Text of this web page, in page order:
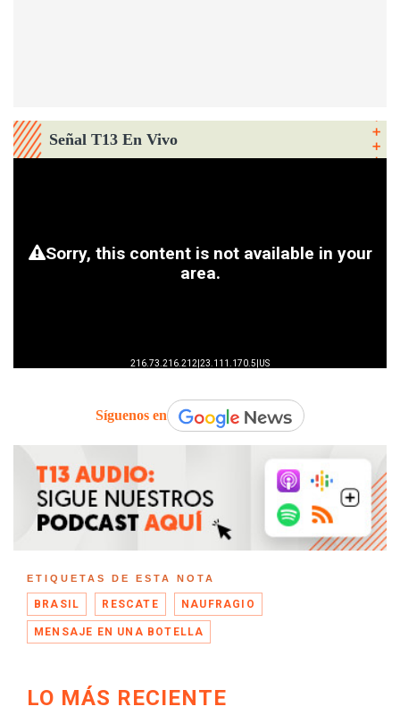
Señal T13 En Vivo
Síguenos en
ETIQUETAS DE ESTA NOTA
BRASIL RESCATE NAUFRAGIO
MENSAJE EN UNA BOTELLA
LO MÁS RECIENTE